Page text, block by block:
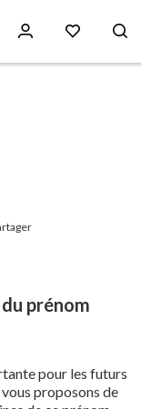
prénom
pour les futurs
proposons de